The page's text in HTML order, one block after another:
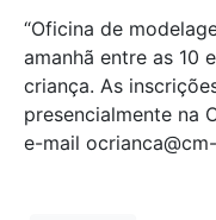
“Oficina de
amanhã entre as 10
criança. As
presencialmente na
e-mail